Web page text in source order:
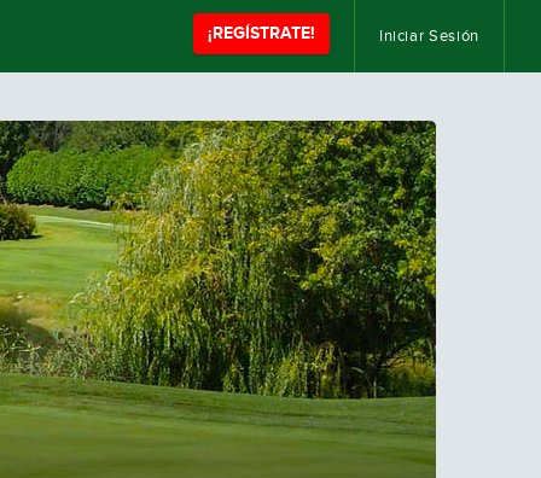
Iniciar Sesión
¡REGÍSTRATE!